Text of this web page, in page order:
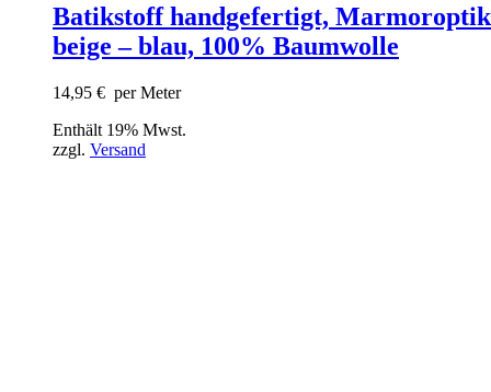
Batikstoff handgefertigt, Marmoroptik
beige – blau, 100% Baumwolle
14,95 € per Meter
Enthält 19% Mwst.
zzgl. Versand